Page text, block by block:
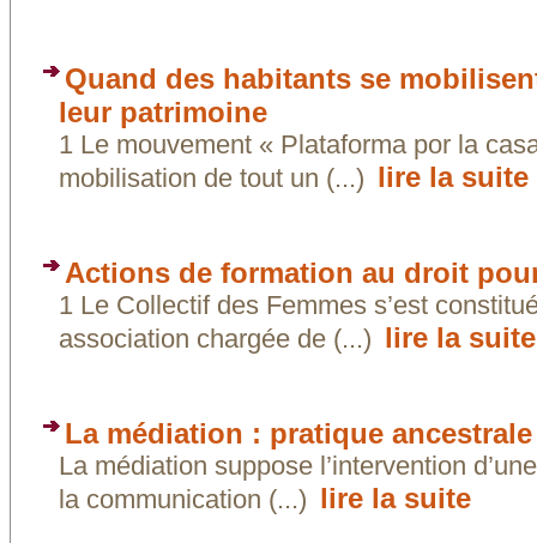
Quand des habitants se
leur patrimoine
1 Le mouvement « Plataforma por la
mobilisation de tout un (...) lire la suite
Actions de formation au droit
1 Le Collectif des Femmes s’est
association chargée de (...) lire la suite
La médiation : pratique ancestrale
La médiation suppose l’intervention
la communication (...) lire la suite